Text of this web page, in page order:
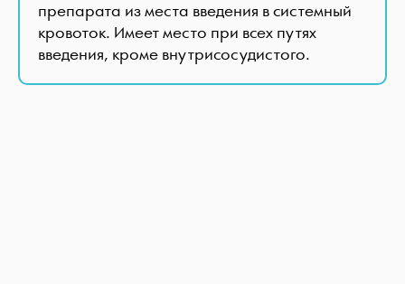
препарата из места введения в системный
кровоток. Имеет место при всех путях
введения, кроме внутрисосудистого.